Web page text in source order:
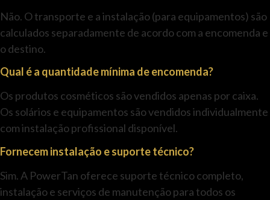
Não. O transporte e a instalação (para equipamentos) são
calculados separadamente de acordo com a encomenda e
o destino.
Qual é a quantidade mínima de encomenda?
Os produtos cosméticos são vendidos apenas por caixa.
Os solários e equipamentos são vendidos individualmente
com instalação profissional disponível.
Fornecem instalação e suporte técnico?
Sim. A PowerTan oferece suporte técnico completo,
instalação e serviços de manutenção para todos os